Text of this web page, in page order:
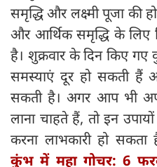
समृद्धि और लक्ष्मी पूजा की
और आर्थिक समृद्धि के लिए
है। शुक्रवार के दिन किए
समस्याएं दूर हो सकती हैं
सकती है। अगर आप भी
लाना चाहते हैं, तो इन
करना लाभकारी हो सकता
कुंभ में महा गोचर: 6